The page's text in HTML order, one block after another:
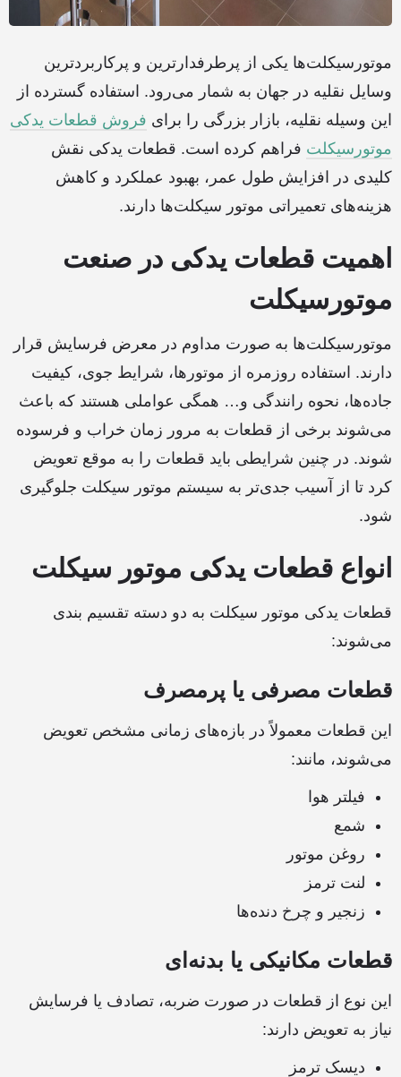
موتورسیکلت‌ها یکی از پرطرفدارترین و پرکاربردترین
وسایل نقلیه در جهان به شمار می‌رود. استفاده گسترده از
این وسیله نقلیه، بازار بزرگی را برای فروش قطعات یدکی
موتورسیکلت فراهم کرده است. قطعات یدکی نقش
کلیدی در افزایش طول عمر، بهبود عملکرد و کاهش
هزینه‌های تعمیراتی موتور سیکلت‌ها دارند.
اهمیت قطعات یدکی در صنعت
موتورسیکلت
موتورسیکلت‌ها به صورت مداوم در معرض فرسایش قرار
دارند. استفاده روزمره از موتورها، شرایط جوی، کیفیت
جاده‌ها، نحوه رانندگی و… همگی عواملی هستند که باعث
می‌شوند برخی از قطعات به مرور زمان خراب و فرسوده
شوند. در چنین شرایطی باید قطعات را به موقع تعویض
کرد تا از آسیب جدی‌تر به سیستم موتور سیکلت جلوگیری
شود.
انواع قطعات یدکی موتور سیکلت
قطعات یدکی موتور سیکلت به دو دسته تقسیم بندی
می‌شوند:
قطعات مصرفی یا پرمصرف
این قطعات معمولاً در بازه‌های زمانی مشخص تعویض
می‌شوند، مانند:
فیلتر هوا
شمع
روغن موتور
لنت ترمز
زنجیر و چرخ دنده‌ها
قطعات مکانیکی یا بدنه‌ای
این نوع از قطعات در صورت ضربه، تصادف یا فرسایش
نیاز به تعویض دارند:
دیسک ترمز